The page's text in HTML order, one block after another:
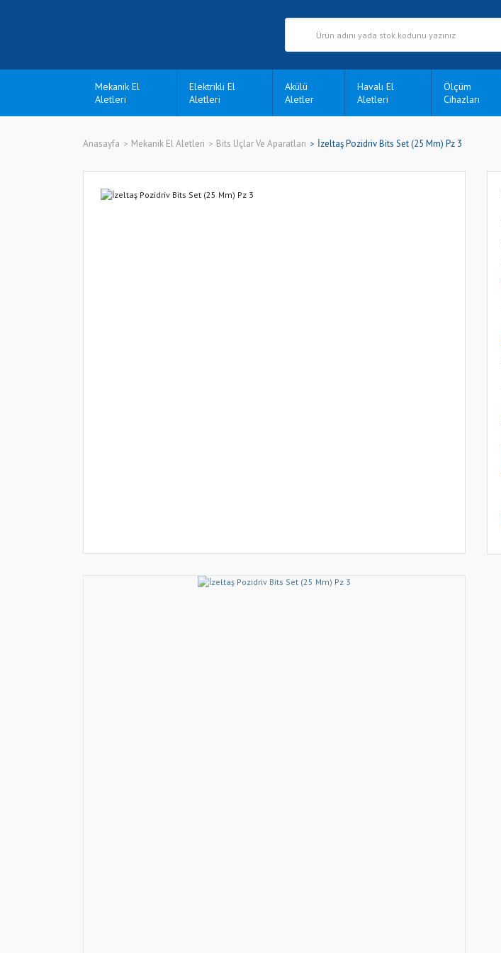
Mekanik El
Aletleri
Elektrikli El
Aletleri
Akülü
Aletler
Havalı El
Aletleri
Ölçüm
Cihazları
Anasayfa Mekanik El Aletleri Bits Uçlar Ve Aparatları İzeltaş Pozidriv Bits Set (25 Mm) Pz 3